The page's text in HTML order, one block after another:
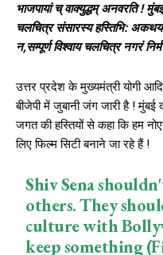
भाजपायां च् वाक्युद्धम् अनवरति !
चलचित्र संसारस्य हस्तिभि:
न,सम्पूर्ण विश्वाय चलचित्र नगरं
उत्तर प्रदेश के मुख्यमंत्री योगी
बीजेपी में जुबानी जंग जारी है ! मुंबई
जगत की हस्तियों से कहा कि हम
लिए फिल्म सिटी बनाने जा रहे हैं !
Shiv Sena
others. They
culture with
keep something